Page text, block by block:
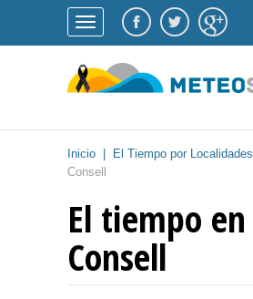
Inicio El Tiempo por Localidades
Consell
El tiempo en
Consell